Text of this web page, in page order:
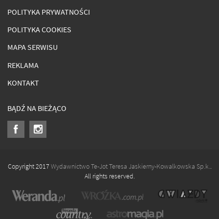
POLITYKA PRYWATNOŚCI
POLITYKA COOKIES
MAPA SERWISU
REKLAMA
KONTAKT
BĄDŹ NA BIEŻĄCO
Copyright 2017Wydawnictwo Te-Jot Teresa Jaskierny-Kowalkowska Sp.k..
All rights reserved.